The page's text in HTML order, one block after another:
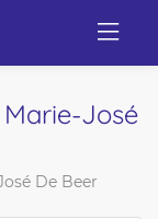
José
De Beer